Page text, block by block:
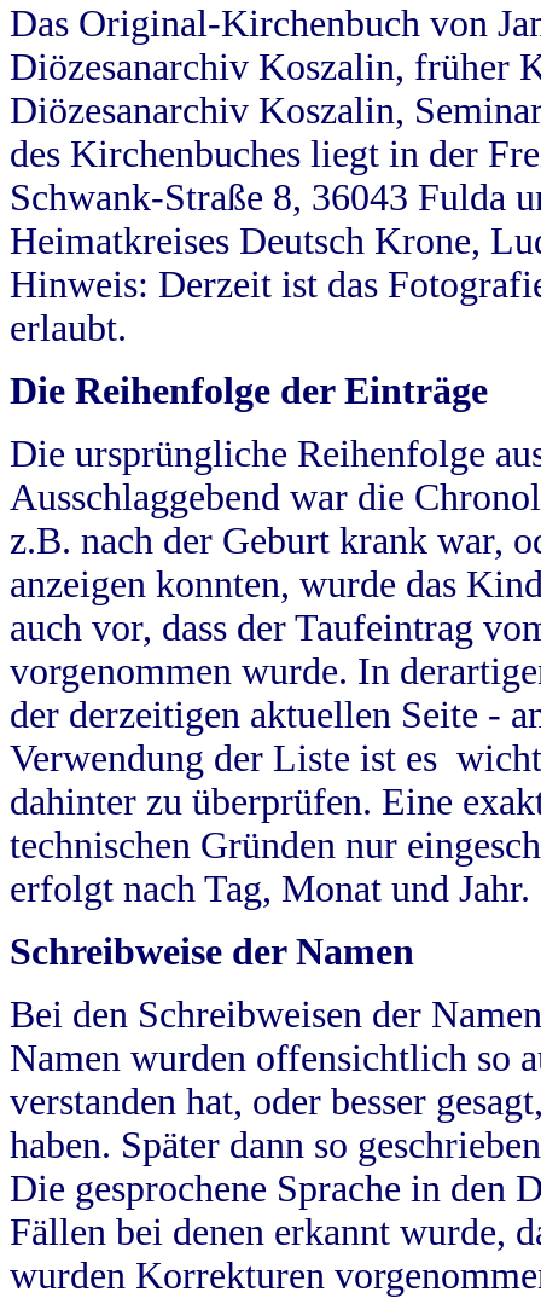
Das Original-Kirchenbuch von
Diözesanarchiv Koszalin, früher
Diözesanarchiv Koszalin,
des Kirchenbuches liegt in der
Schwank-Straße 8, 36043 Fulda
Heimatkreises Deutsch Krone,
Hinweis: Derzeit ist das
erlaubt.
Die Reihenfolge der Einträge
Die ursprüngliche Reihenfolge
Ausschlaggebend war die
z.B. nach der Geburt krank war,
anzeigen konnten, wurde das
auch vor, dass der Taufeintrag
vorgenommen wurde. In
der derzeitigen aktuellen Seite -
Verwendung der Liste ist es
dahinter zu überprüfen. Eine
technischen Gründen nur
erfolgt nach Tag, Monat und Jahr.
Schreibweise der Namen
Bei den Schreibweisen der
Namen wurden offensichtlich so
verstanden hat, oder besser
haben. Später dann so
Die gesprochene Sprache in
Fällen bei denen erkannt wurde,
wurden Korrekturen